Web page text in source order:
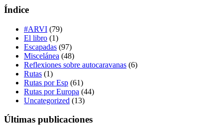
Índice
#ARVI (79)
El libro (1)
Escapadas (97)
Miscelánea (48)
Reflexiones sobre autocaravanas (6)
Rutas (1)
Rutas por Esp (61)
Rutas por Europa (44)
Uncategorized (13)
Últimas publicaciones